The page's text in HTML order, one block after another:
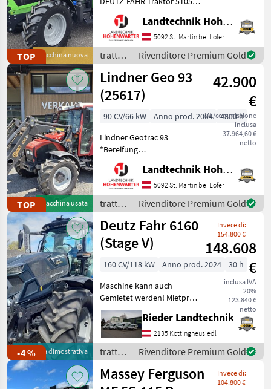
TOP Macchina nuova
Premium > Baujahr: 2023 >
PS/KW: 105 PS > Modell:
Premium (Stage V) >
Lenksäule schwenk- und
teleskopierbar > Aerofit S
Landtechnik Hohenwarter GmbH
5092 St. Martin bei Lofer
trattori
/ Deutz
Fahr
Rivenditore Premium Gold
TOP Macchina usata
Lindner Geo 93
(25617)
42.900
€
IVA/commissione
inclusa
37.964,60 €
netto
90 CV/66 kW Anno prod. 2004
4800 h
Lindner Geotrac 93
*Bereifung
540/65R30+420/65R20 *2
DWS *EHR *Klimaanlage
*Hydr.Anhängerbremse
*Rundumleuchte
*Zusatzscheinwerfer
*Einhebelsteuergerät
*Faster Multi
Landtechnik Hohenwarter GmbH
5092 St. Martin bei Lofer
trattori
/
Lindner
Rivenditore Premium Gold
-4 %
Macchina dimostrativa
Deutz Fahr 6160
(Stage V)
Invece di:
154.800 €
148.608
€
inclusa IVA
20%
123.840 €
netto
160 CV/118 kW Anno prod. 2024
30 h
Maschine kann auch
Gemietet werden! Mietpreis
: € 38, - exkl. MwSt. Modell:
Powershift ohne Frontlader
Anbaukonsolen,
Beifahrersitz gepolstert mit
Sicherheitsgur
Rieder Landtechnik
2135 Kottingneusiedl
trattori
/ Deutz
Fahr
Rivenditore Premium Gold
Massey Ferguson
Invece di:
104.800 €